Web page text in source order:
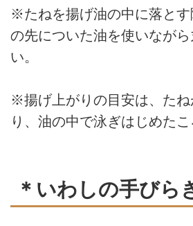
※たねを揚げ油の中に落と
の先についた油を使いなが
い。
※揚げ上がりの目安は、た
り、油の中で泳ぎはじめたこ
＊いわしの手びら